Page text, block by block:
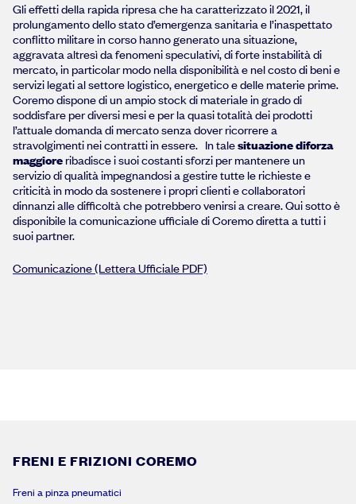
Gli effetti della rapida ripresa che ha caratterizzato il 2021, il
prolungamento dello stato d’emergenza sanitaria e l’inaspettato
conflitto militare in corso hanno generato una situazione,
aggravata altresì da fenomeni speculativi, di forte instabilità di
mercato, in particolar modo nella disponibilità e nel costo di beni e
servizi legati al settore logistico, energetico e delle materie prime.
Coremo dispone di un ampio stock di materiale in grado di
soddisfare per diversi mesi e per la quasi totalità dei prodotti
l’attuale domanda di mercato senza dover ricorrere a
stravolgimenti nei contratti in essere. In talesituazione diforza
maggiore ribadisce i suoi costanti sforzi per mantenere un
servizio di qualità impegnandosi a gestire tutte le richieste e
criticità in modo da sostenere i propri clienti e collaboratori
dinnanzi alle difficoltà che potrebbero venirsi a creare. Qui sotto è
disponibile la comunicazione ufficiale di Coremo diretta a tutti i
suoi partner.
Comunicazione (Lettera Ufficiale PDF)
FRENI E FRIZIONI COREMO
Freni a pinza pneumatici